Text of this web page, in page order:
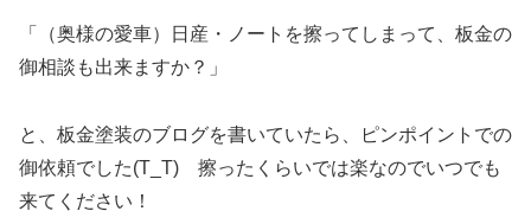
「（奥様の愛車）日産・ノートを擦ってしまって、板金の
御相談も出来ますか？」
と、板金塗装のブログを書いていたら、ピンポイントでの
御依頼でした(T_T) 擦ったくらいでは楽なのでいつでも
来てください！